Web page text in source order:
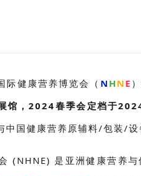
际健康营养博览会（ N HN E ）
馆，2024春季会定档于
中国健康营养原辅料/包装/设
(NHNE) 是亚洲健康营养